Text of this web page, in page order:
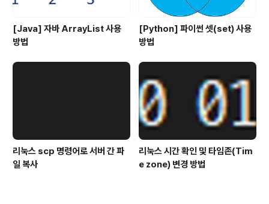
[Java] 자바 ArrayList 사용
방법
[Python] 파이썬 셋(set) 사용
방법
리눅스 scp 명령어로 서버 간 파
일 복사
리눅스 시간 확인 및 타임존(Tim
e zone) 변경 방법